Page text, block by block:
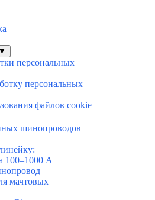
▼
персональных
персональных
файлов cookie
шинопроводов
100–1000 А
мачтовых